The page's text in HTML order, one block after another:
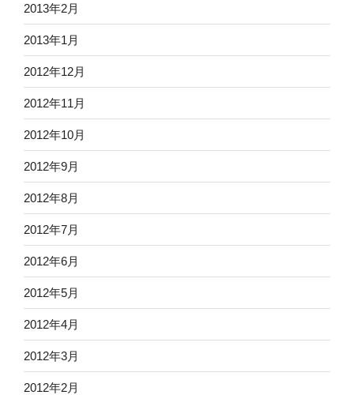
2013年2月
2013年1月
2012年12月
2012年11月
2012年10月
2012年9月
2012年8月
2012年7月
2012年6月
2012年5月
2012年4月
2012年3月
2012年2月